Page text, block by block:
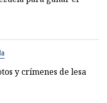
y crímenes de lesa